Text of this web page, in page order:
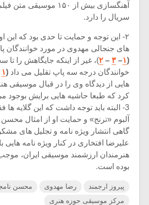
آهنگسازی بیش از ۱۵۰
سریال را دارد.
۲-‌ این توجه و حمایت تا حدی بود که این
های جنجالی مهدوی در مورد خوانندگان
(۱– ۳ – ۲)، غیر از اینکه جایگاهش را تا
خوانندگان درجه سه پاپ تقلیل می داد (۱
هایی از دیدگاه وی را در قبال موسیقی
کرد که طبعا حاشیه هایی برایش بوجود
3- البته باید توجه داشت که این گلایه
آلبوم «ترنج» و حمایت او از امثال
گاهی انتشار ویژه نامه و تجلیل های
علیرضا افتخاری در کنار ویژه نامه
هنرمندان ارزشمند موسیقی ایران،
بوده است.
پیروز ارجمند رضا مهدوی
محسن
مرکز موسیقی حوزه هنری